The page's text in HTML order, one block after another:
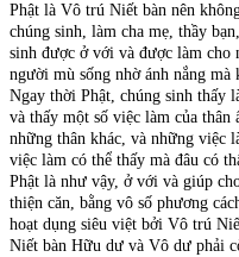
Phật là Vô trú Niết bàn nên
chúng sinh, làm cha mẹ, thầy
sinh được ở với và được làm
người mù sống nhờ ánh nắng
Ngay thời Phật, chúng sinh thấy
và thấy một số việc làm của thân
những thân khác, và những việc
việc làm có thể thấy mà đâu có
Phật là như vậy, ở với và giúp
thiện căn, bằng vô số phương
hoạt dụng siêu việt bởi Vô trú
Niết bàn Hữu dư và Vô dư phải